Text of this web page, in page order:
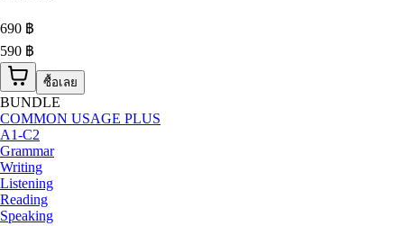
690 ฿
590 ฿
ซื้อเลย
BUNDLE
COMMON USAGE PLUS
A1-C2
Grammar
Writing
Listening
Reading
Speaking